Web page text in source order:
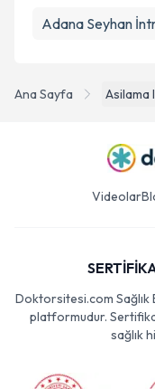
Ana Sayfa Asilama
Adana Seyhan
Videolar
Doktorsitesi.com Sağlık
platformudur.
sağlık